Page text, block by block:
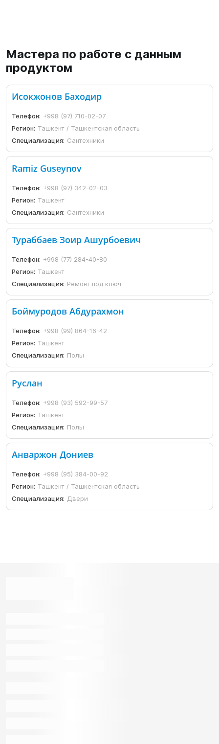
Мастера по работе с данным
продуктом
Исокжонов Баходир
Телефон: +998 (97) 710-02-07
Регион: Ташкент / Ташкентская область
Специализация: Сантехники
Ramiz Guseynov
Телефон: +998 (97) 342-02-03
Регион: Ташкент
Специализация: Сантехники
Тураббаев Зоир Ашурбоевич
Телефон: +998 (77) 284-40-80
Регион: Ташкент
Специализация: Ремонт под ключ
Боймуродов Абдурахмон
Телефон: +998 (99) 864-16-42
Регион: Ташкент
Специализация: Полы
Руслан
Телефон: +998 (93) 592-99-57
Регион: Ташкент
Специализация: Полы
Анваржон Дониев
Телефон: +998 (95) 384-00-92
Регион: Ташкент / Ташкентская область
Специализация: Двери